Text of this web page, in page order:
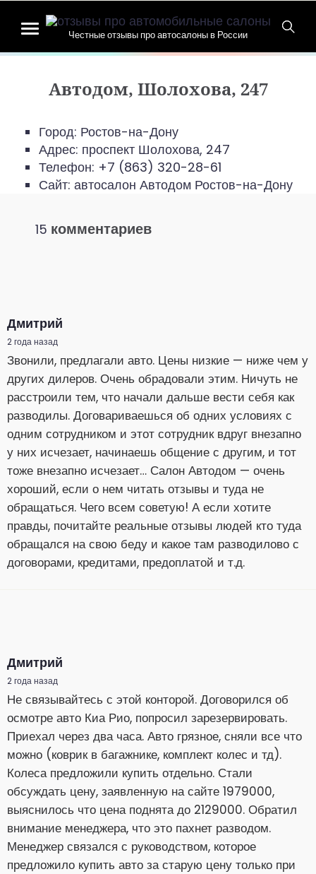
Честные отзывы про автосалоны в России
Автодом, Шолохова, 247
Город: Ростов-на-Дону
Адрес: проспект Шолохова, 247
Телефон: +7 (863) 320-28-61
Сайт: автосалон Автодом Ростов-на-Дону
15 комментариев
Дмитрий
2 года назад
Звонили, предлагали авто. Цены низкие — ниже чем у
других дилеров. Очень обрадовали этим. Ничуть не
расстроили тем, что начали дальше вести себя как
разводилы. Договариваешься об одних условиях с
одним сотрудником и этот сотрудник вдруг внезапно
у них исчезает, начинаешь общение с другим, и тот
тоже внезапно исчезает… Салон Автодом — очень
хороший, если о нем читать отзывы и туда не
обращаться. Чего всем советую! А если хотите
правды, почитайте реальные отзывы людей кто туда
обращался на свою беду и какое там разводилово с
договорами, кредитами, предоплатой и т.д.
Дмитрий
2 года назад
Не связывайтесь с этой конторой. Договорился об
осмотре авто Киа Рио, попросил зарезервировать.
Приехал через два часа. Авто грязное, сняли все что
можно (коврик в багажнике, комплект колес и тд).
Колеса предложили купить отдельно. Стали
обсуждать цену, заявленную на сайте 1979000,
выяснилось что цена поднята до 2129000. Обратил
внимание менеджера, что это пахнет разводом.
Менеджер связался с руководством, которое
предложило купить авто за старую цену только при